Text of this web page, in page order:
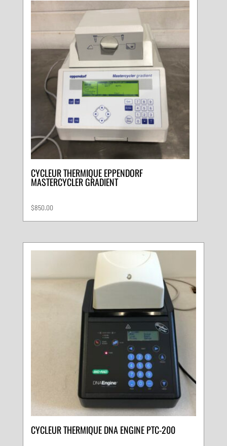
CYCLEUR THERMIQUE EPPENDORF
MASTERCYCLER GRADIENT
$850.00
CYCLEUR THERMIQUE DNA ENGINE PTC-200